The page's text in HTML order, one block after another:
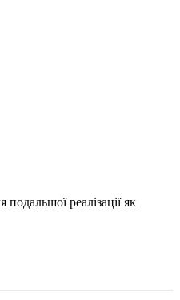
реалізації як